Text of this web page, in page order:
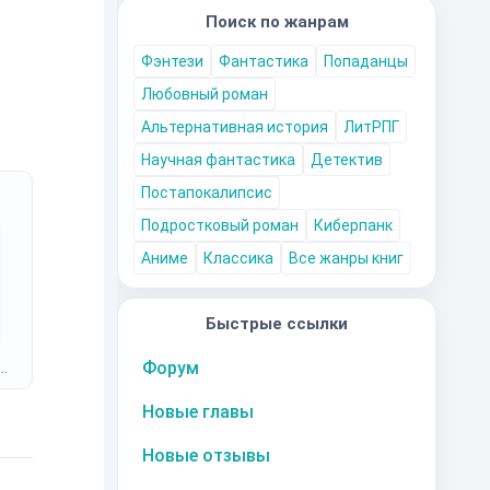
Поиск по жанрам
Фэнтези Фантастика
Попаданцы
Любовный роман
Альтернативная история
ЛитРПГ
Научная фантастика
Детектив
Постапокалипсис
Подростковый роман
Киберпанк
Аниме
Классика Все жанры книг
Быстрые ссылки
Форум
Новые главы
Новые отзывы